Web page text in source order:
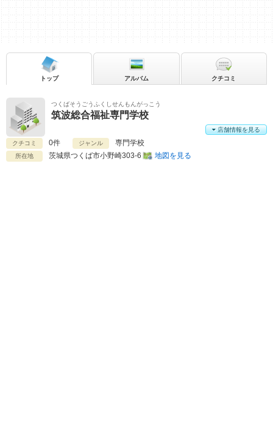
つくばそうごうふくしせんもんがっこう
筑波総合福祉専門学校
クチコミ 0件 ジャンル 専門学校
所在地 茨城県つくば市小野崎303-6 地図を見る
店舗情報を見る
トップ アルバム クチコミ